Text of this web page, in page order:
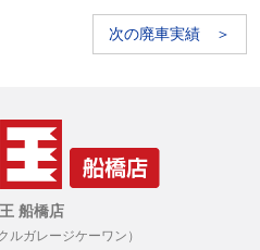
次の廃車実績 ＞
船橋店
ルガレージケーワン）